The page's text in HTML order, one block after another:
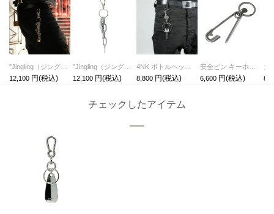
"Jingling（ジングリング）" PADLOCKキーホルダー・キーチェーン/キーリング
12,100
"Jingling（ジングリング）" パンクキーホルダー・キーチェーン/キーリング
12,100
8,800
6,600
チェックしたアイテム